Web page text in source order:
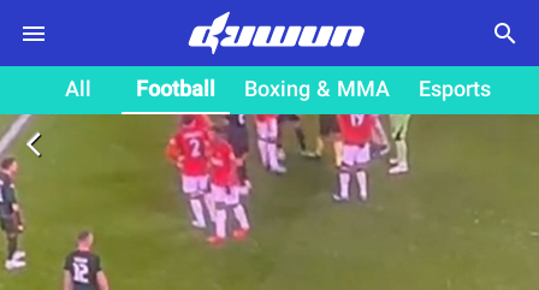
search
All Football Boxing & MMA Esports
arrow_back_ios